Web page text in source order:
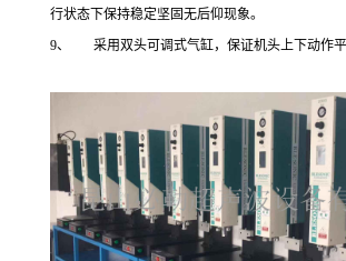
行状态下保持稳定坚固无后仰现象。
9、 采用双头可调式气缸，保证机头上下动作平